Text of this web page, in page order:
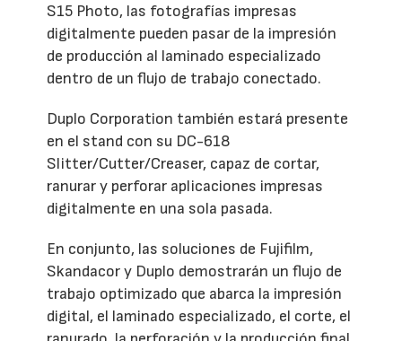
S15 Photo, las fotografías impresas
digitalmente pueden pasar de la impresión
de producción al laminado especializado
dentro de un flujo de trabajo conectado.
Duplo Corporation también estará presente
en el stand con su DC-618
Slitter/Cutter/Creaser, capaz de cortar,
ranurar y perforar aplicaciones impresas
digitalmente en una sola pasada.
En conjunto, las soluciones de Fujifilm,
Skandacor y Duplo demostrarán un flujo de
trabajo optimizado que abarca la impresión
digital, el laminado especializado, el corte, el